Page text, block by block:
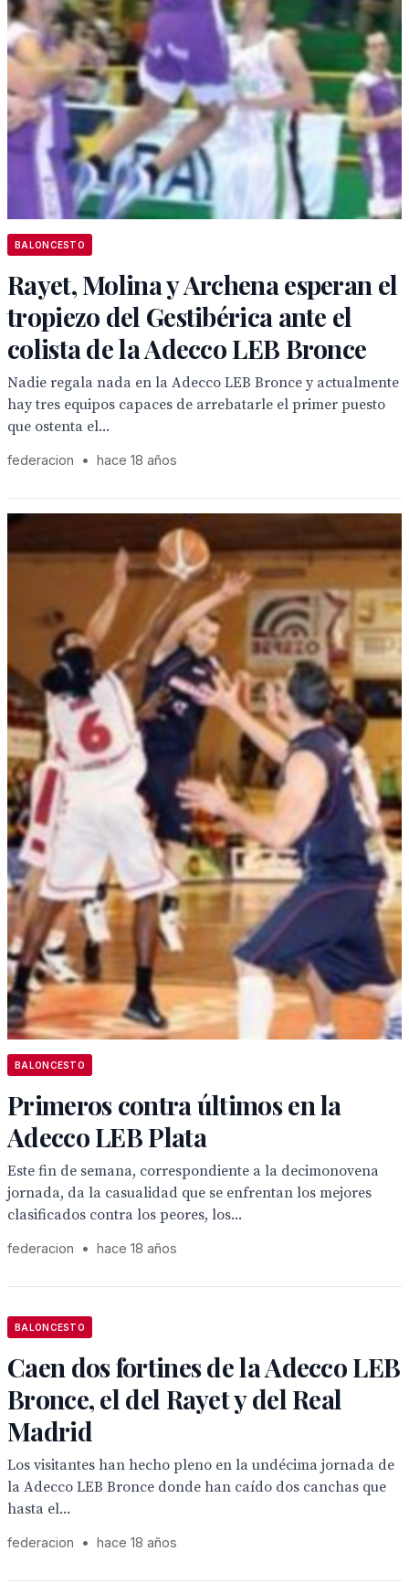
BALONCESTO
Rayet, Molina y Archena esperan el
tropiezo del Gestibérica ante el
colista de la Adecco LEB Bronce
Nadie regala nada en la Adecco LEB Bronce y actualmente
hay tres equipos capaces de arrebatarle el primer puesto
que ostenta el...
federacion • hace 18 años
BALONCESTO
Primeros contra últimos en la
Adecco LEB Plata
Este fin de semana, correspondiente a la decimonovena
jornada, da la casualidad que se enfrentan los mejores
clasificados contra los peores, los...
federacion • hace 18 años
BALONCESTO
Caen dos fortines de la Adecco LEB
Bronce, el del Rayet y del Real
Madrid
Los visitantes han hecho pleno en la undécima jornada de
la Adecco LEB Bronce donde han caído dos canchas que
hasta el...
federacion • hace 18 años